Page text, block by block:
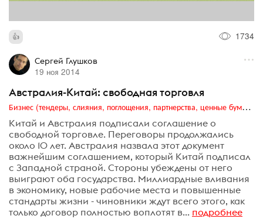
1734
Сергей Глушков
19 ноя 2014
Австралия-Китай: свободная торговля
Бизнес (тендеры, слияния, поглощения, партнерства, ценные бумаги, акционеры, финансы и отчетность)
Китай и Австралия подписали соглашение о
свободной торговле. Переговоры продолжались
около 10 лет. Австралия назвала этот документ
важнейшим соглашением, который Китай подписал
с Западной страной. Стороны убеждены от него
выиграют оба государства. Миллиардные вливания
в экономику, новые рабочие места и повышенные
стандарты жизни - чиновники ждут всего этого, как
только договор полностью воплотят в... подробнее